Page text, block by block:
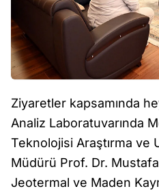
Ziyaretler kapsamında
Analiz Laboratuvarında
Teknolojisi Araştırma ve
Müdürü Prof. Dr.
Jeotermal ve Maden